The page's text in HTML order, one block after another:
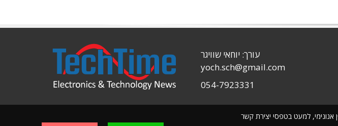
אנונימי, למעט בטפסי יצירת קשר
עורך: יוחאי שוויגר
yoch.sch@gmail.com
054-7923331